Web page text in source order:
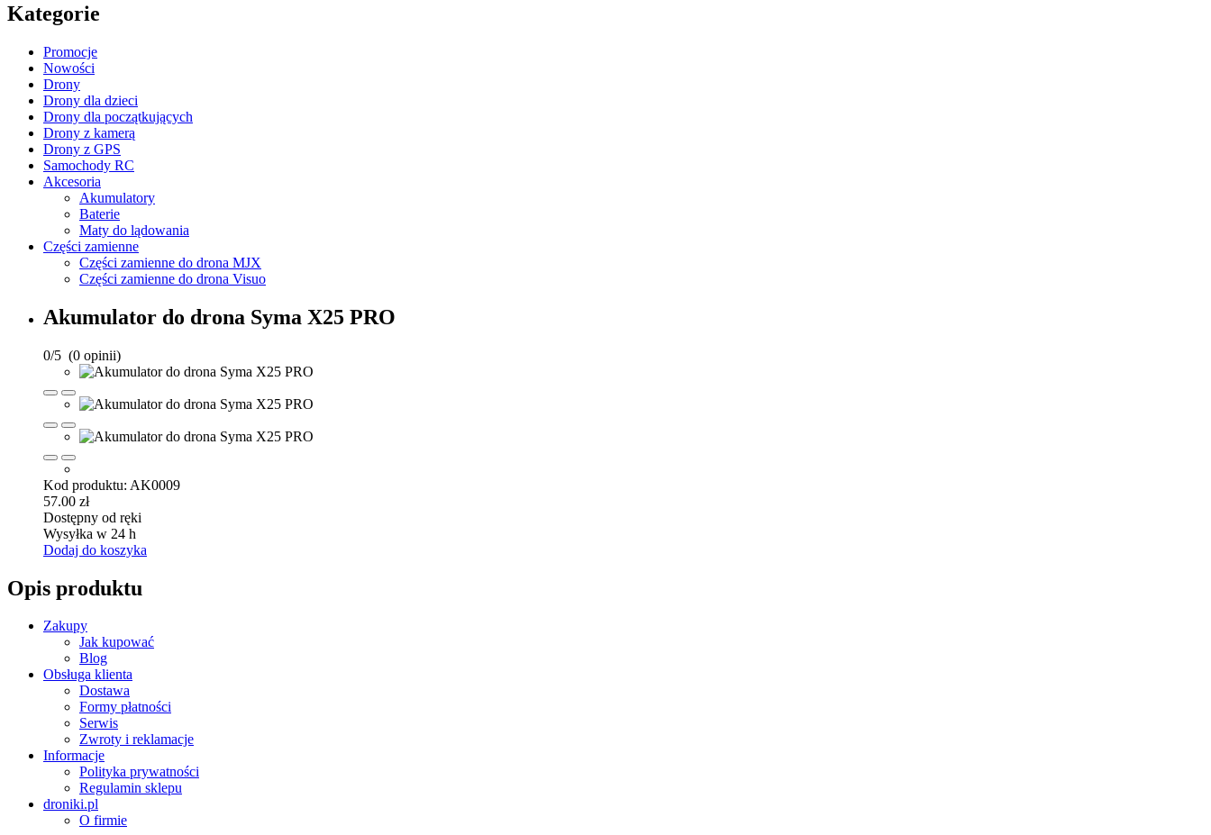
Kategorie
Promocje
Nowości
Drony
Drony dla dzieci
Drony dla początkujących
Drony z kamerą
Drony z GPS
Samochody RC
Akcesoria
Akumulatory
Baterie
Maty do lądowania
Części zamienne
Części zamienne do drona MJX
Części zamienne do drona Visuo
Akumulator do drona Syma X25 PRO
0/5 (0 opinii)
Kod produktu: AK0009
57.00 zł
Dostępny od ręki
Wysyłka w 24 h
Dodaj do koszyka
Opis produktu
Zakupy
Jak kupować
Blog
Obsługa klienta
Dostawa
Formy płatności
Serwis
Zwroty i reklamacje
Informacje
Polityka prywatności
Regulamin sklepu
droniki.pl
O firmie